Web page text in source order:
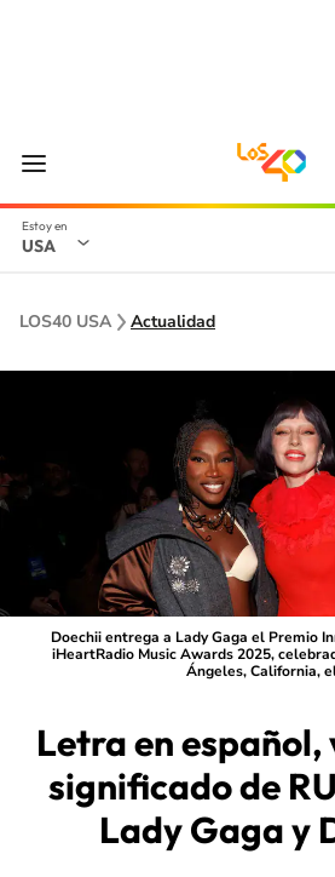
USA
LOS40 USA Actualidad
Doechii entrega a Lady Gaga el Premio
iHeartRadio Music Awards 2025,
Ángeles, California,
Letra en
significado de
Lady Gaga y